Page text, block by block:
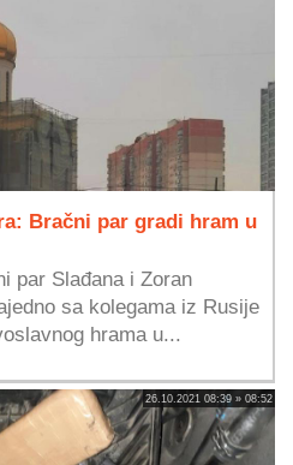
Bračni par gradi hram u
par Slađana i Zoran
sa kolegama iz Rusije
hrama u...
26.10.2021 08:39 » 08:52